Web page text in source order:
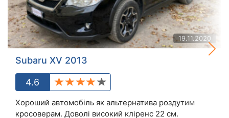
19.11.2020
Subaru XV 2013
4.6
Хороший автомобіль як альтернатива роздутим
кросоверам. Доволі високий кліренс 22 см.